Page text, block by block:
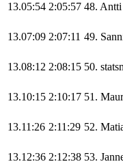
13.05:54 2:05:57 48. Antti
13.07:09 2:07:11 49.
13.08:12 2:08:15 50.
13.10:15 2:10:17 51.
13.11:26 2:11:29 52.
13.12:36 2:12:38 53.